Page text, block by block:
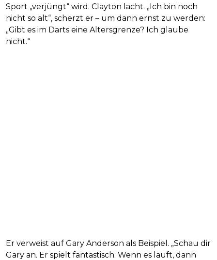
Sport „verjüngt“ wird. Clayton lacht. „Ich bin noch
nicht so alt“, scherzt er – um dann ernst zu werden:
„Gibt es im Darts eine Altersgrenze? Ich glaube
nicht.“
Er verweist auf Gary Anderson als Beispiel. „Schau dir
Gary an. Er spielt fantastisch. Wenn es läuft, dann